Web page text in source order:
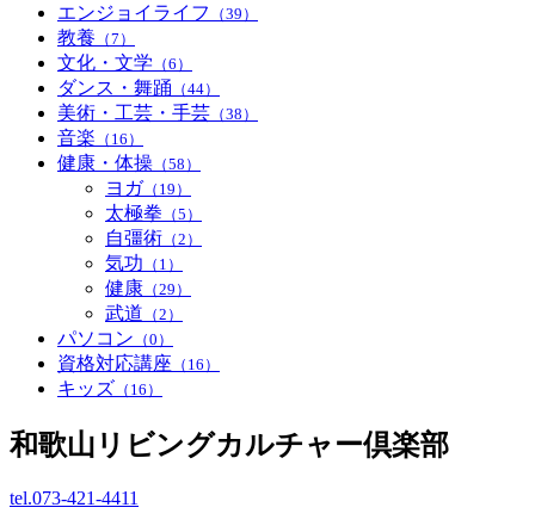
エンジョイライフ （39）
教養 （7）
文化・文学 （6）
ダンス・舞踊 （44）
美術・工芸・手芸 （38）
音楽 （16）
健康・体操 （58）
ヨガ （19）
太極拳 （5）
自彊術 （2）
気功 （1）
健康 （29）
武道 （2）
パソコン （0）
資格対応講座 （16）
キッズ （16）
和歌山リビングカルチャー倶楽部
tel.073-421-4411